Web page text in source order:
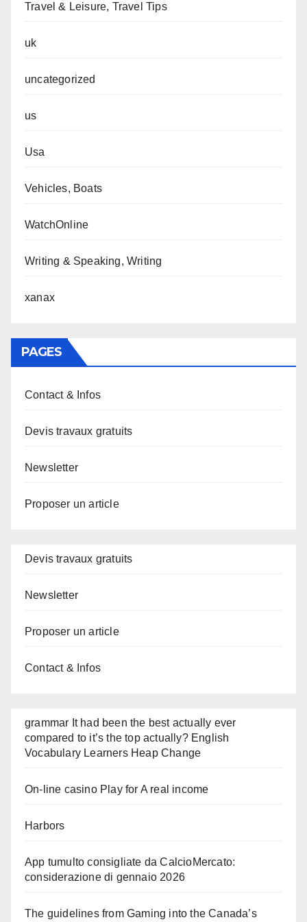
Travel & Leisure, Travel Tips
uk
uncategorized
us
Usa
Vehicles, Boats
WatchOnline
Writing & Speaking, Writing
xanax
PAGES
Contact & Infos
Devis travaux gratuits
Newsletter
Proposer un article
Devis travaux gratuits
Newsletter
Proposer un article
Contact & Infos
grammar It had been the best actually ever
compared to it’s the top actually? English
Vocabulary Learners Heap Change
On-line casino Play for A real income
Harbors
App tumulto consigliate da CalcioMercato:
considerazione di gennaio 2026
The guidelines from Gaming into the Canada’s